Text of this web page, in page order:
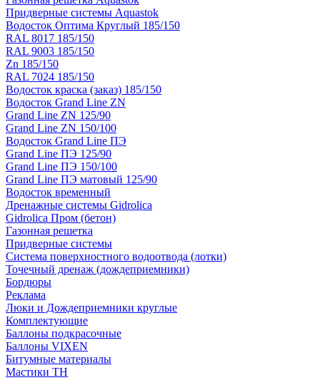
Придверные системы Aquastok
Водосток Оптима Круглый 185/150
RAL 8017 185/150
RAL 9003 185/150
Zn 185/150
RAL 7024 185/150
Водосток краска (заказ) 185/150
Водосток Grand Line ZN
Grand Line ZN 125/90
Grand Line ZN 150/100
Водосток Grand Line ПЭ
Grand Line ПЭ 125/90
Grand Line ПЭ 150/100
Grand Line ПЭ матовый 125/90
Водосток временный
Дренажные системы Gidrolica
Gidrolica Пром (бетон)
Газонная решетка
Придверные системы
Система поверхностного водоотвода (лотки)
Точечный дренаж (дождеприемники)
Бордюры
Рекламa
Люки и Дождеприемники круглые
Комплектующие
Баллоны подкрасочные
Баллоны VIXEN
Битумные материалы
Мастики ТН